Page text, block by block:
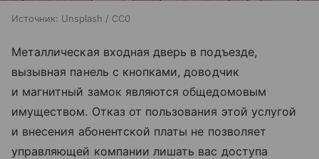
Источник: Unsplash / CC0
Металлическая входная дверь в подъезде,
вызывная панель с кнопками, доводчик
и магнитный замок являются общедомовым
имуществом. Отказ от пользования этой услугой
и внесения абонентской платы не позволяет
управляющей компании лишать вас доступа